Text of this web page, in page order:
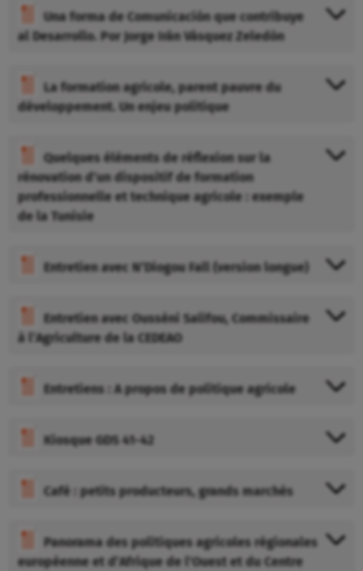
Una forma de Comunicación que contribuye
al Desarrollo. Por Jorge Irán Vásquez Zeledón
La formation agricole, parent pauvre du
développement. Un enjeu politique
Quelques éléments de réflexion sur la
rénovation d’un dispositif de formation
professionnelle et technique agricole : exemple
de la Tunisie
Entretien avec N’Diogou Fall (version longue)
Entretien avec Ousséni Salifou, Commissaire
à l’Agriculture de la CEDEAO
Entretiens : A propos de politique agricole
Kiosque GDS 41-42
Café : petits producteurs, grands marchés
Panorama des politiques agricoles régionales
européenne et d’Afrique de l’Ouest et du Centre